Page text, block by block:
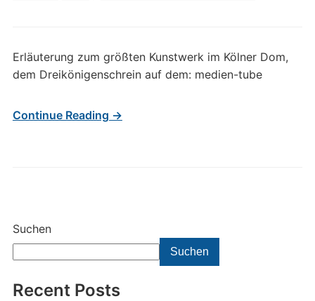
Suchen
Suchen
Recent Posts
Erläuterung zum größten Kunstwerk im Kölner Dom,
dem Dreikönigenschrein auf dem: medien-tube
Continue Reading →